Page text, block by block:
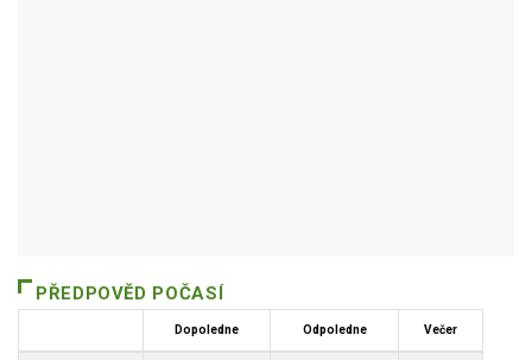
PŘEDPOVĚD POČASÍ
Dopoledne Odpoledne Večer